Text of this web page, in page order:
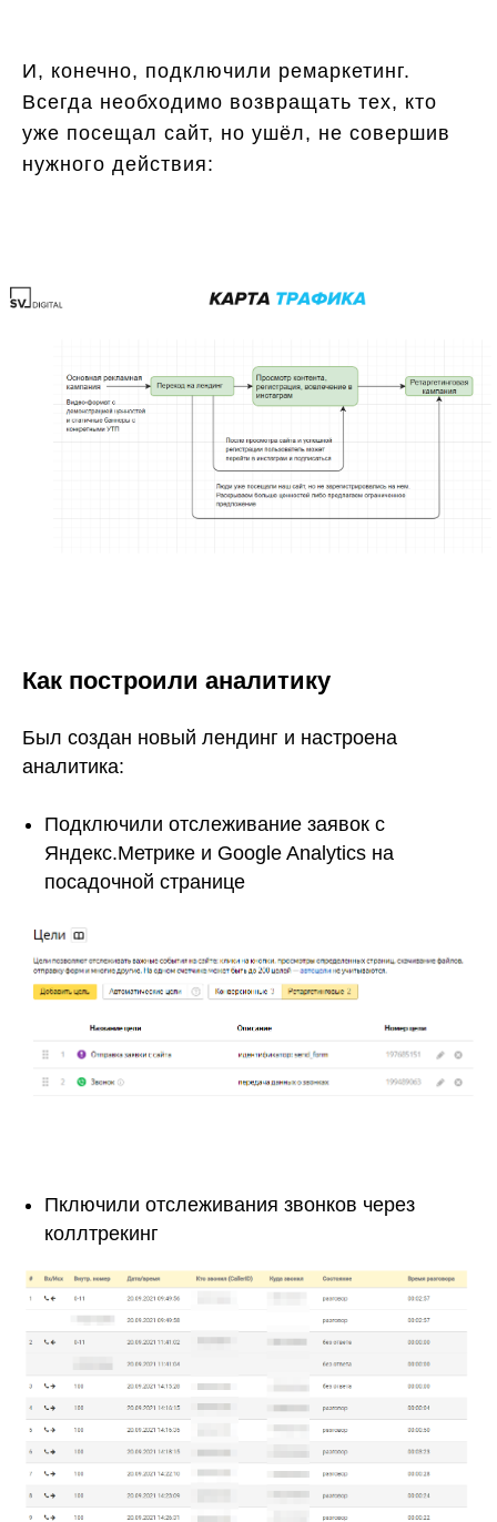
И, конечно, подключили ремаркетинг.
Всегда необходимо возвращать тех, кто
уже посещал сайт, но ушёл, не совершив
нужного действия:
Как построили аналитику
Был создан новый лендинг и настроена
аналитика:
Подключили отслеживание заявок с
Яндекс.Метрике и Google Analytics на
посадочной странице
Пключили отслеживания звонков через
коллтрекинг